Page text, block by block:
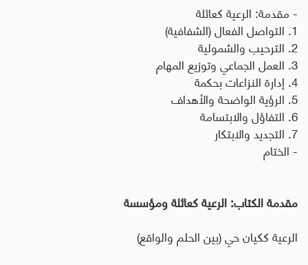
- مقدمة: الرعية كعائلة
1. التواصل الفعال (الشفافية)
2. الترحيب والشمولية
3. العمل الجماعي وتوزيع المهام
4. إدارة النزاعات بحكمة
5. الرؤية الواضحة والأهداف
6. التفاؤل والابتسامة
7. التجديد والابتكار
- الختام
مقدمة الكتاب: الرعية كعائلة ومؤسسة
الرعية ككيان حي (بين الحلم والواقع)